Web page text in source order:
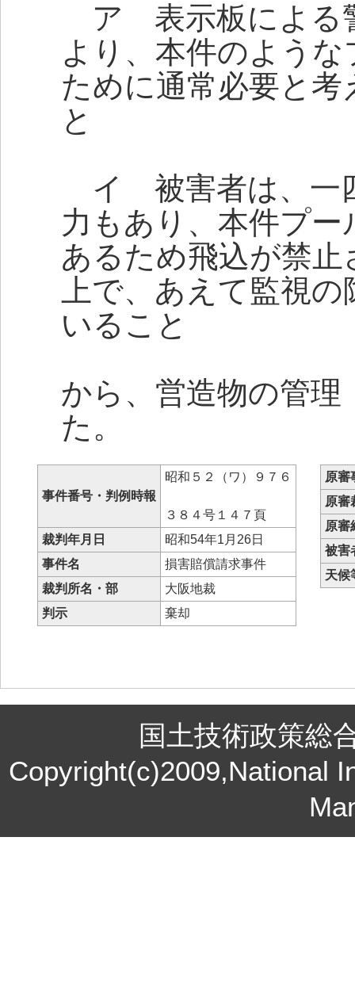
ア 表示板による
より、本件のよう
ために通常必要と
と
イ 被害者は、一
力もあり、本件プ
あるため飛込が禁
上で、あえて監視
いること
から、営造物の管
た。
事件番号・判例時報
昭和５２（ワ）９７６
３８４号１４７頁
裁判年月日
昭和54年1月26日
事件名
損害賠償請求事件
裁判所名・部
大阪地裁
判示
棄却
原審
原審
原審
被害
天候
国土技術政策
Copyright(c)2009,National